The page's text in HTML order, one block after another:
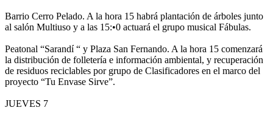
Barrio Cerro Pelado. A la hora 15 habrá plantación de árboles junto
al salón Multiuso y a las 15:•0 actuará el grupo musical Fábulas.
Peatonal “Sarandí “ y Plaza San Fernando. A la hora 15 comenzará
la distribución de folletería e información ambiental, y recuperación
de residuos reciclables por grupo de Clasificadores en el marco del
proyecto “Tu Envase Sirve”.
JUEVES 7